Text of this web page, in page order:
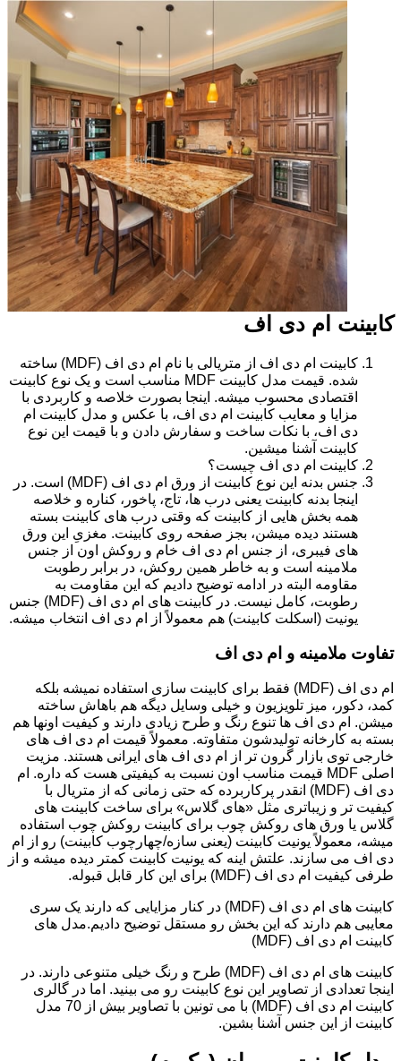
کابینت ام دی اف
کابینت ام دی اف از متریالی با نام ام دی اف (MDF) ساخته
شده. قیمت مدل کابینت MDF مناسب است و یک نوع کابینت
اقتصادی محسوب میشه. اینجا بصورت خلاصه و کاربردی با
مزایا و معایب کابینت ام دی اف، با عکس و مدل کابینت ام
دی اف، با نکات ساخت و سفارش دادن و با قیمت این نوع
کابینت آشنا میشین.
کابینت ام دی اف چیست؟
جنس بدنه این نوع کابینت از ورق ام دی اف (MDF) است. در
اینجا بدنه کابینت یعنی درب ها، تاج، پاخور، کناره و خلاصه
همه بخش هایی از کابینت که وقتی درب های کابینت بسته
هستند دیده میشن، بجز صفحه روی کابینت. مغزیِ این ورق
های فیبری، از جنس ام دی اف خام و روکش اون از جنس
ملامینه است و به خاطر همین روکش، در برابر رطوبت
مقاومه البته در ادامه توضیح دادیم که این مقاومت به
رطوبت، کامل نیست. در کابینت های ام دی اف (MDF) جنس
یونیت (اسکلت کابینت) هم معمولاً از ام دی اف انتخاب میشه.
تفاوت ملامینه و ام دی اف
ام دی اف (MDF) فقط برای کابینت سازی استفاده نمیشه بلکه
کمد، دکور، میز تلویزیون و خیلی وسایل دیگه هم باهاش ساخته
میشن. ام دی اف ها تنوع رنگ و طرح زیادی دارند و کیفیت اونها هم
بسته به کارخانه تولیدشون متفاوته. معمولاً قیمت ام دی اف های
خارجی توی بازار گرون تر از ام دی اف های ایرانی هستند. مزیت
اصلی MDF قیمت مناسب اون نسبت به کیفیتی هست که داره. ام
دی اف (MDF) انقدر پرکاربرده که حتی زمانی که از متریال با
کیفیت تر و زیباتری مثل «های گلاس» برای ساخت کابینت های
گلاس یا ورق های روکش چوب برای کابینت روکش چوب استفاده
میشه، معمولاً یونیت کابینت (یعنی سازه/چهارچوب کابینت) رو از ام
دی اف می سازند. علتش اینه که یونیت کابینت کمتر دیده میشه و از
طرفی کیفیت ام دی اف (MDF) برای این کار قابل قبوله.
کابینت های ام دی اف (MDF) در کنار مزایایی که دارند یک سری
معایبی هم دارند که این بخش رو مستقل توضیح دادیم.مدل های
کابینت ام دی اف (MDF)
کابینت های ام دی اف (MDF) طرح و رنگ خیلی متنوعی دارند. در
اینجا تعدادی از تصاویر این نوع کابینت رو می بینید. اما در گالری
کابینت ام دی اف (MDF) با می تونین با تصاویر بیش از 70 مدل
کابینت از این جنس آشنا بشین.